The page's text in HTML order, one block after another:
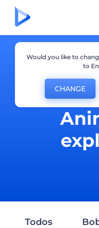
Todos
Would you like to
to
CHANGE